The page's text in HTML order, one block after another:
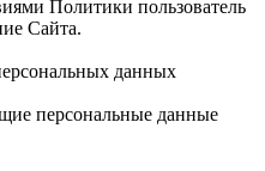
Политики пользователь
Сайта.
данных
персональные данные